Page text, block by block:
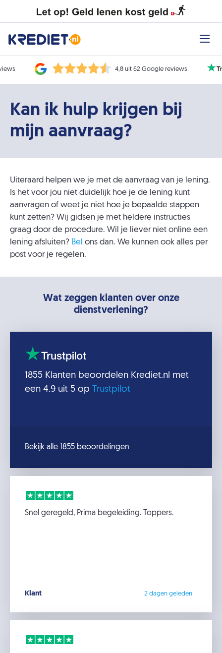
4,8 uit 62 Google reviews
Kan ik hulp krijgen bij
mijn aanvraag?
Uiteraard helpen we je met de aanvraag van je lening.
Is het voor jou niet duidelijk hoe je de lening kunt
aanvragen of weet je niet hoe je bepaalde stappen
kunt zetten? Wij gidsen je met heldere instructies
graag door de procedure. Wil je liever niet online een
lening afsluiten? Bel ons dan. We kunnen ook alles per
post voor je regelen.
Wat zeggen klanten over onze
dienstverlening?
1855 Klanten beoordelen Krediet.nl met
een 4.9 uit 5 op Trustpilot
Bekijk alle 1855 beoordelingen
Snel geregeld, Prima begeleiding. Toppers.
Klant 2 dagen geleden